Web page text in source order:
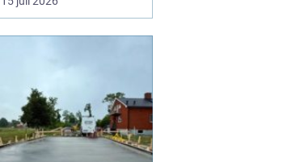
inomhusluft, lägre
söker efter ett kunnigt
företag i huvudstaden
som kan hjälp...